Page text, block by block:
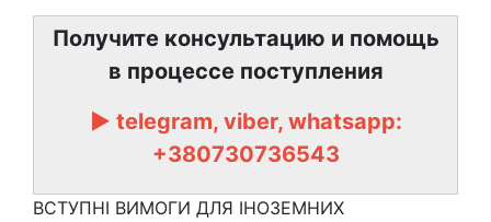
Получите консультацию и помощь
в процессе поступления
► telegram, viber, whatsapp:
+380730736543
ВСТУПНІ ВИМОГИ ДЛЯ ІНОЗЕМНИХ